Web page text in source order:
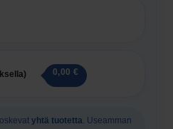
0,00 €
yhtä tuotetta. Useamman